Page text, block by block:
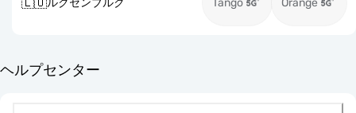
ルクセンブルク Tango Orange
ヘルプセンター